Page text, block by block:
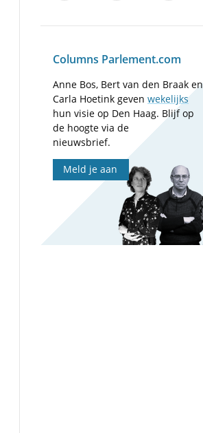
Columns Parlement.com
Anne Bos, Bert van den Braak en
Carla Hoetink gevenwekelijks
hun visie op Den Haag. Blijf op
de hoogte via de
nieuwsbrief.
Meld je aan